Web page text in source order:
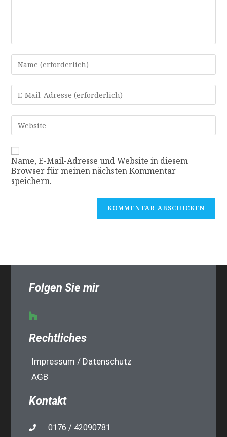
Name, E-Mail-Adresse und Website in diesem
Browser für meinen nächsten Kommentar
speichern.
Folgen Sie mir
Rechtliches
Impressum / Datenschutz
AGB
Kontakt
0176 / 42090781